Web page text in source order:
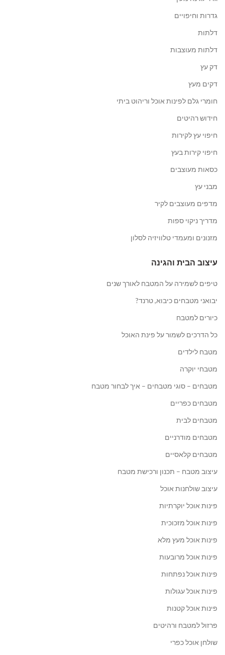
גדרות וחיפויים
דלתות
דלתות מעוצבות
דק עץ
דקים מעץ
חומרי גלם לפינות אוכל וריהוט ביתי
חידוש רהיטים
חיפוי עץ לקירות
חיפוי קירות בעץ
כסאות מעוצבים
מבני עץ
מדפים מעוצבים לקיר
מדריך ניקוי ספות
מזנונים ומעמדי טלוויזיה לסלון
עיצוב הבית והגינה
טיפים לשמירה על המטבח לאורך שנים
יבואני מטבחים כיבוא, טרנד?
כיורים למטבח
כל הדרכים לשמור על פינת האוכל
מטבח לילדים
מטבחי יוקרה
מטבחים – סוגי מטבחים – איך לבחור מטבח
מטבחים כפריים
מטבחים לבית
מטבחים מודרניים
מטבחים קלאסיים
עיצוב מטבח – תכנון ורכישת מטבח
עיצוב שולחנות אוכל
פינות אוכל יוקרתיות
פינות אוכל מזכוכית
פינות אוכל מעץ מלא
פינות אוכל מרובעות
פינות אוכל נפתחות
פינות אוכל עגולות
פינות אוכל קטנות
פרזול למטבח ורהיטים
שולחן אוכל כפרי